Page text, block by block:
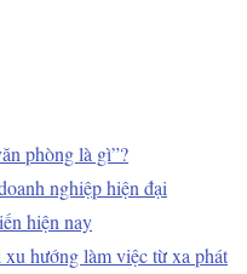
phòng là gì”?
nghiệp hiện đại
hiện nay
hướng làm việc từ xa phát